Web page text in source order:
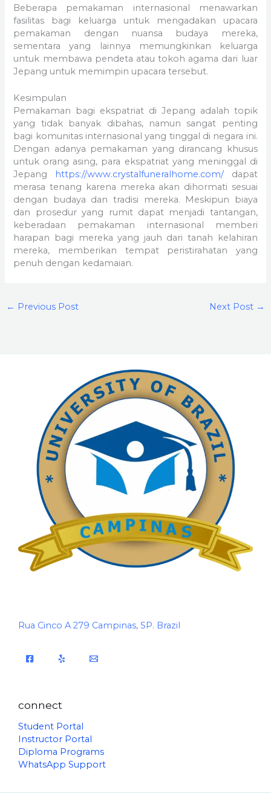
Beberapa pemakaman internasional menawarkan
fasilitas bagi keluarga untuk mengadakan upacara
pemakaman dengan nuansa budaya mereka,
sementara yang lainnya memungkinkan keluarga
untuk membawa pendeta atau tokoh agama dari luar
Jepang untuk memimpin upacara tersebut.
Kesimpulan
Pemakaman bagi ekspatriat di Jepang adalah topik
yang tidak banyak dibahas, namun sangat penting
bagi komunitas internasional yang tinggal di negara ini.
Dengan adanya pemakaman yang dirancang khusus
untuk orang asing, para ekspatriat yang meninggal di
Jepang
https://www.crystalfuneralhome.com/dapat
merasa tenang karena mereka akan dihormati sesuai
dengan budaya dan tradisi mereka. Meskipun biaya
dan prosedur yang rumit dapat menjadi tantangan,
keberadaan pemakaman internasional memberi
harapan bagi mereka yang jauh dari tanah kelahiran
mereka, memberikan tempat peristirahatan yang
penuh dengan kedamaian.
← Previous Post Next Post →
Rua Cinco A 279 Campinas, SP. Brazil
connect
Student Portal
Instructor Portal
Diploma Programs
WhatsApp Support